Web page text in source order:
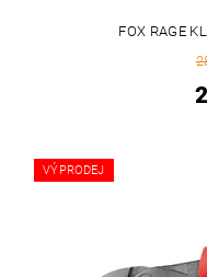
FOX RAGE
VÝPRODEJ